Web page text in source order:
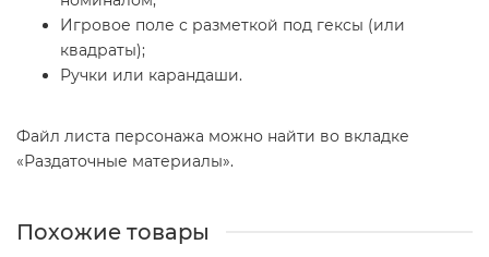
Игровое поле с разметкой под гексы (или
квадраты);
Ручки или карандаши.
Файл листа персонажа можно найти во вкладке
«Раздаточные материалы».
Похожие товары